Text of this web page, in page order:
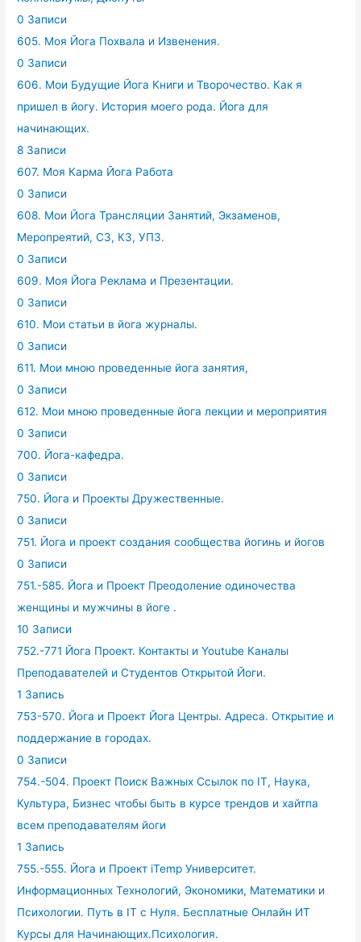
0 Записи
605. Моя Йога Похвала и Извенения.
0 Записи
606. Мои Будущие Йога Книги и Творочество. Как я
пришел в йогу. История моего рода. Йога для
начинающих.
8 Записи
607. Моя Карма Йога Работа
0 Записи
608. Мои Йога Трансляции Занятий, Экзаменов,
Меропреятий, СЗ, КЗ, УПЗ.
0 Записи
609. Моя Йога Реклама и Презентации.
0 Записи
610. Мои статьи в йога журналы.
0 Записи
611. Мои мною проведенные йога занятия,
0 Записи
612. Мои мною проведенные йога лекции и мероприятия
0 Записи
700. Йога-кафедра.
0 Записи
750. Йога и Проекты Дружественные.
0 Записи
751. Йога и проект создания сообщества йогинь и йогов
0 Записи
751.-585. Йога и Проект Преодоление одиночества
женщины и мужчины в йоге .
10 Записи
752.-771 Йога Проект. Контакты и Youtube Каналы
Преподавателей и Студентов Открытой Йоги.
1 Запись
753-570. Йога и Проект Йога Центры. Адреса. Открытие и
поддержание в городах.
0 Записи
754.-504. Проект Поиск Важных Ссылок по IT, Наука,
Культура, Бизнес чтобы быть в курсе трендов и хайтпа
всем преподавателям йоги
1 Запись
755.-555. Йога и Проект iTemp Университет.
Информационных Технологий, Экономики, Математики и
Психологии. Путь в IT с Нуля. Бесплатные Онлайн ИТ
Курсы для Начинающих.Психология.